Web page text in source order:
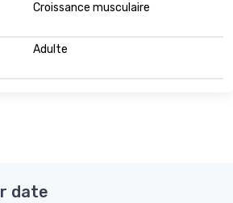
Croissance musculaire
Adulte
date